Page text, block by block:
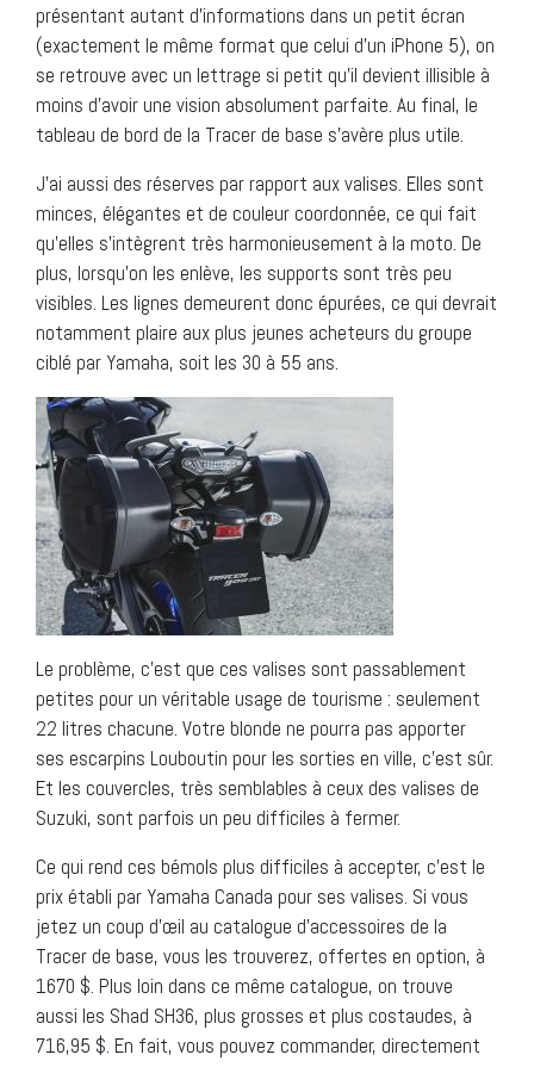
présentant autant d’informations dans un petit écran
(exactement le même format que celui d’un iPhone 5), on
se retrouve avec un lettrage si petit qu’il devient illisible à
moins d’avoir une vision absolument parfaite. Au final, le
tableau de bord de la Tracer de base s’avère plus utile.
J’ai aussi des réserves par rapport aux valises. Elles sont
minces, élégantes et de couleur coordonnée, ce qui fait
qu’elles s’intègrent très harmonieusement à la moto. De
plus, lorsqu’on les enlève, les supports sont très peu
visibles. Les lignes demeurent donc épurées, ce qui devrait
notamment plaire aux plus jeunes acheteurs du groupe
ciblé par Yamaha, soit les 30 à 55 ans.
Le problème, c’est que ces valises sont passablement
petites pour un véritable usage de tourisme : seulement
22 litres chacune. Votre blonde ne pourra pas apporter
ses escarpins Louboutin pour les sorties en ville, c’est sûr.
Et les couvercles, très semblables à ceux des valises de
Suzuki, sont parfois un peu difficiles à fermer.
Ce qui rend ces bémols plus difficiles à accepter, c’est le
prix établi par Yamaha Canada pour ses valises. Si vous
jetez un coup d’œil au catalogue d’accessoires de la
Tracer de base, vous les trouverez, offertes en option, à
1670 $. Plus loin dans ce même catalogue, on trouve
aussi les Shad SH36, plus grosses et plus costaudes, à
716,95 $. En fait, vous pouvez commander, directement